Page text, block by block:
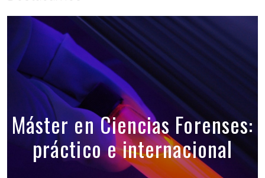
Máster en Ciencias Forenses:
práctico e internacional